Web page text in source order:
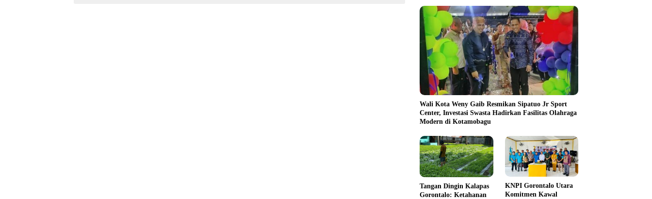
Wali Kota Weny Gaib Resmikan Sipatuo Jr Sport
Center, Investasi Swasta Hadirkan Fasilitas Olahraga
Modern di Kotamobagu
Tangan Dingin Kalapas
Gorontalo: Ketahanan
KNPI Gorontalo Utara
Komitmen Kawal